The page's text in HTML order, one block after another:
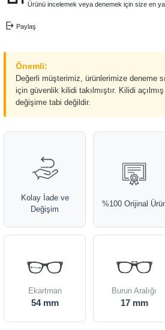
Ürünü incelemek veya denemek için size en
Paylaş
Önemli:
Değerli müşterimiz, ürünlerimize deneme
için güvenlik kilidi takılmıştır. Kilidi
değişime tabi değildir.
Kolay İade ve
Değişim
%100 Orijinal
Ekartman
54 mm
Burun Aralığı
17 mm